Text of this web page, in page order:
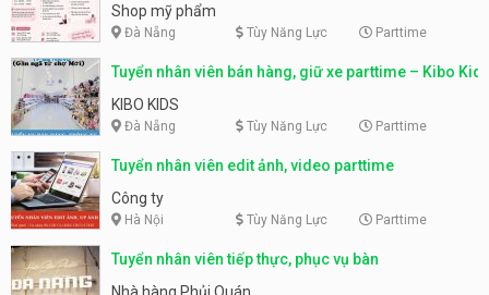
Shop mỹ phẩm
Đà Nẵng Tùy Năng Lực Parttime
Tuyển nhân viên bán hàng, giữ xe parttime – Kibo Kid
KIBO KIDS
Đà Nẵng Tùy Năng Lực Parttime
Tuyển nhân viên edit ảnh, video parttime
Công ty
Hà Nội Tùy Năng Lực Parttime
Tuyển nhân viên tiếp thực, phục vụ bàn
Nhà hàng Phủi Quán